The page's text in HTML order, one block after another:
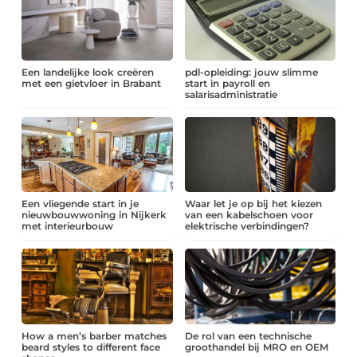
Een landelijke look creëren
met een gietvloer in Brabant
pdl-opleiding: jouw slimme
start in payroll en
salarisadministratie
Een vliegende start in je
nieuwbouwwoning in Nijkerk
met interieurbouw
Waar let je op bij het kiezen
van een kabelschoen voor
elektrische verbindingen?
How a men’s barber matches
beard styles to different face
De rol van een technische
groothandel bij MRO en OEM